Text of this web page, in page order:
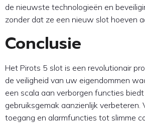
de nieuwste technologieën en
zonder dat ze een nieuw slot hoeven
Conclusie
Het Pirots 5 slot is een revolutionair
de veiligheid van uw eigendommen
een scala aan verborgen functies
gebruiksgemak aanzienlijk verbeteren.
toegang en alarmfuncties tot slimme